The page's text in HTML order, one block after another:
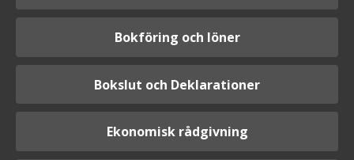
Bokföring och löner
Bokslut och Deklarationer
Ekonomisk rådgivning